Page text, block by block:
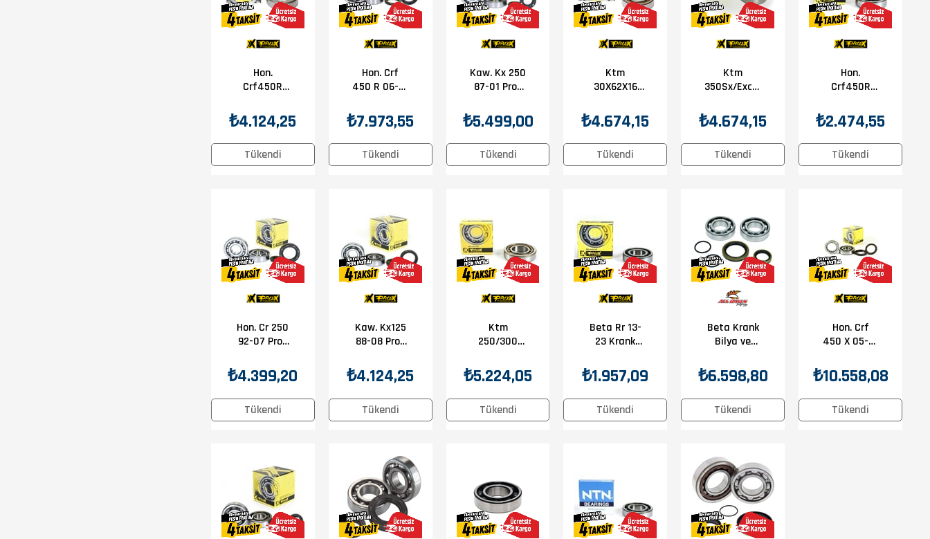
Tükendi
Hon.
Crf450R
Prox Krank
Bilyası
₺4.124,25
Tükendi
Hon. Crf
450 R 06-16
Bilya Keçe
Seti
₺7.973,55
Tükendi
Kaw. Kx 250
87-01 Prox
Keçe Seti
₺5.499,00
Tükendi
Ktm
30X62X16
Bilyası
₺4.674,15
Tükendi
Ktm
350Sx/Exc-F
Bilyası
₺4.674,15
Tükendi
Hon.
Crf450R
Prox Krank
Bilyası
₺2.474,55
Tükendi
Hon. Cr 250
92-07 Prox
Keçe Seti
₺4.399,20
Tükendi
Kaw. Kx125
88-08 Prox
Keçe Seti
₺4.124,25
Tükendi
Ktm
250/300
Krank
Bilyası
₺5.224,05
Tükendi
Beta Rr 13-
23 Krank
₺1.957,09
Tükendi
Beta Krank
Bilya ve
₺6.598,80
Tükendi
Hon. Crf
450 X 05-17
Bilya Keçe
Seti
₺10.558,08